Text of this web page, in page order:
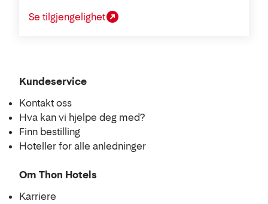
Se tilgjengelighet
Kundeservice
Kontakt oss
Hva kan vi hjelpe deg med?
Finn bestilling
Hoteller for alle anledninger
Om Thon Hotels
Karriere